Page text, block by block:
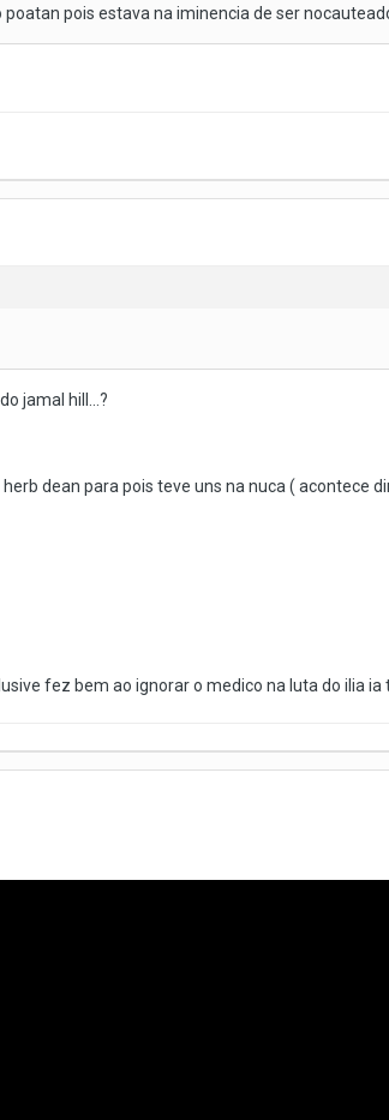
pois estava na iminencia de ser
jamal hill...?
dean para pois teve uns na nuca ( acontece
fez bem ao ignorar o medico na luta do ilia ia